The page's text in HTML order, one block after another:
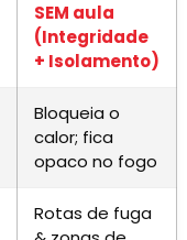
SEM aula
(Integridade
+ Isolamento)
Bloqueia o
calor; fica
opaco no fogo
Rotas de fuga